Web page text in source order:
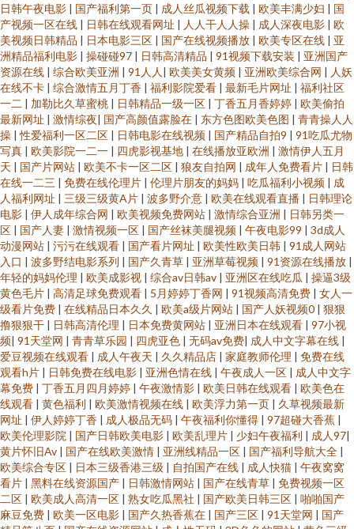
日韩午夜电影 | 国产福利第一页 | 成人丝瓜视频下载 | 欧美丰满少妇 | 国
产视频一区在线 | 日韩在线观看网址 | 人人干人人操 | 成人深夜电影 | 欧
美视频日韩精品 | 日本电影三区 | 国产在线视频播放 | 欧美专区在线 | 亚
洲精品福利电影 | 操碰碰97 | 日韩高清精品 | 91视频下载安装 | 亚洲国产
资源在线 | 综合欧美亚洲 | 91人人 | 欧美美女黄频 | 亚洲欧美综合网 | 人妖
在线不卡 | 综合激情五月丁香 | 福利影院爱看 | 最新毛片网址 | 福利社区
一二 | 加勒比久草蜜桃 | 日韩精品一级一区 | 丁香五月香婷婷 | 欧美偷拍
最新网址 | 激情综夜| 国产高颜值露脸在 | 东方色图欧美色图 | 青青操人人
操 |性爱福利一区二区 | 日韩电影在线视频 | 国产精品自拍9 | 91吃瓜尤物
写真 | 欧美影院一二一 | 四虎影视基地 | 在线播放亚欧洲 | 激情伊人五月
天 | 国产片网站 | 欧美不卡一区二区 | 狼友自拍网 | 成年人免费看片 | 日韩
在线一二三 | 免费在线伦理片 | 伦理片朋友的妈妈 | 吃瓜福利小视频 | 成
人福利网址 | 三级三级黄A片 | 波多野介意 | 欧美在线观看直播 | 日韩理论
电影 | 伊人成年综合网 | 欧美视频免费网站 | 激情综合亚洲 | 日韩另类一
区 | 国产人妻 | 激情视频一区 | 国产丝袜美腿视频 | 午夜电影99 | 3d成人
动漫网站 | 污污在线观看 | 国产看片网址 | 欧美性欧美日韩 | 91成人网站
入口 | 波多野结电影系列 | 国产久青草 | 亚洲草莓视频 | 91资源在线播放 |
年轻的妈妈伦理 | 欧美成影视 | 综合av日韩av | 亚洲区在线吃瓜 | 操逼3级
黄色毛片 | 高清足球免费观看 | 5月婷婷丁香网 | 91视频高清免费 | 女人一
级看片免费 | 在线精品日本久久 | 欧美a级片网站 | 国产人妖视频0 | 狠狠
撸狠狠干 | 日韩高清伦理 | 日本免费黄网站 | 亚洲日本在线观看 | 97小视
频| 91天堂网 | 青青草乐园 | 四虎亚色 | 无码av免费| 成人中文字幕在线 |
爱豆视频在线观看 | 成人午夜天 | 久久精品店 | 家庭教师伦理 | 免费在线
观看h片 | 日韩免费在线电影 | 亚洲色情在线 | 午夜成人一区 | 成人中文字
幕免费 | 丁香五月四月婷婷 | 午夜激情影 | 欧美日韩在线观看 | 欧美色在
线观看 | 黄色福利 | 欧美激情视频在线 | 欧美浮力第一页 | 久草视频最新
网址 | 伊人婷婷丁香 | 成人极品无码 | 午夜福利你懂得 | 97超碰大香蕉 |
欧美伦理影院 | 国产日韩欧美电影 | 欧美乱理片 | 少妇午夜福利 | 成人97|
黄片怀旧Av | 国产在线欧美激情 | 亚洲线精品一区 | 国产福利导航大全 |
欧美综合专区 | 日本三级香港三级 | 自拍国产在线 | 成人快猫 | 午夜窝窝
看片 | 黑料在线资源国产 | 日韩激情网站 | 国产在线青草 | 免费视频一区
二区 | 欧美成人高清一区 | 熟女吃瓜黑社 | 国产欧美日韩三区 | 啪啪国产
麻豆免费 | 欧美一区电影 | 国产久热香蕉在 | 国产三区 | 91天堂网 | 国产